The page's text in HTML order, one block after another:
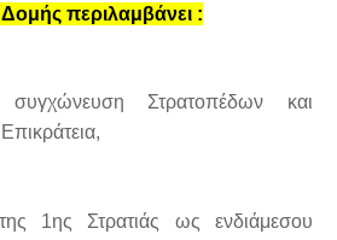
περιλαμβάνει :
Στρατοπέδων και
1ης Στρατιάς ως ενδιάμεσου